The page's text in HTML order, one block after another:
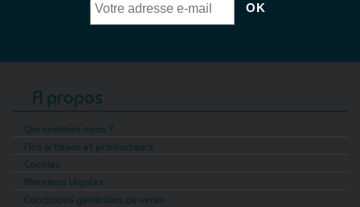
A propos
Qui sommes-nous ?
Nos artisans et producteurs
Cookies
Mentions légales
Conditions générales de vente